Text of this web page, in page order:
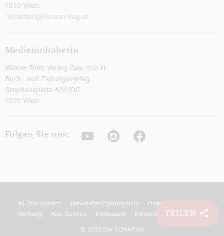
TEILEN
1010 Wien
redaktion@dersonntag.at
Medieninhaberin
Wiener Dom-Verlag Ges. m.b.H.
Buch- und Zeitungsverlag
Stephansplatz 4/VI/DG
1010 Wien
Folgen Sie uns: YoutubeInstagramFacebook
KI-Transparenz Newsletter Datenschutz Datenschutz
Werbung
Abo-Service Impressum Kontakt Barrierefreiheit
© 2022 Der SONNTAG